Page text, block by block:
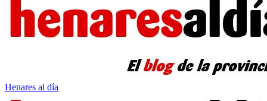
Henares al día